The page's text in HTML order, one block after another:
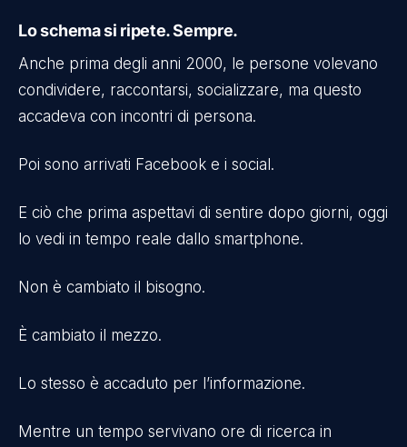
Lo schema si ripete. Sempre.
Anche prima degli anni 2000, le persone volevano
condividere, raccontarsi, socializzare, ma questo
accadeva con incontri di persona.
Poi sono arrivati Facebook e i social.
E ciò che prima aspettavi di sentire dopo giorni, oggi
lo vedi in tempo reale dallo smartphone.
Non è cambiato il bisogno.
È cambiato il mezzo.
Lo stesso è accaduto per l’informazione.
Mentre un tempo servivano ore di ricerca in